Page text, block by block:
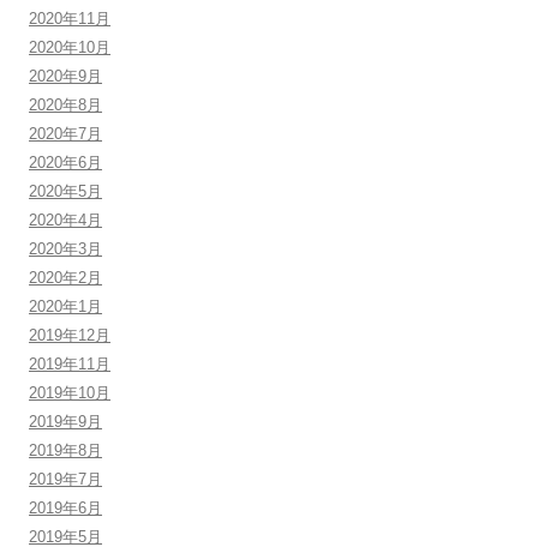
2020年11月
2020年10月
2020年9月
2020年8月
2020年7月
2020年6月
2020年5月
2020年4月
2020年3月
2020年2月
2020年1月
2019年12月
2019年11月
2019年10月
2019年9月
2019年8月
2019年7月
2019年6月
2019年5月